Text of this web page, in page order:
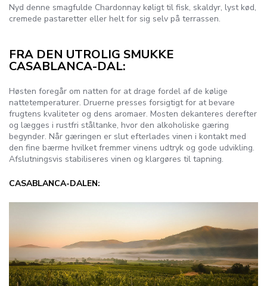
Nyd denne smagfulde Chardonnay køligt til fisk, skaldyr, lyst kød,
cremede pastaretter eller helt for sig selv på terrassen.
FRA DEN UTROLIG SMUKKE
CASABLANCA-DAL:
Høsten foregår om natten for at drage fordel af de kølige
nattetemperaturer. Druerne presses forsigtigt for at bevare
frugtens kvaliteter og dens aromaer. Mosten dekanteres derefter
og lægges i rustfri ståltanke, hvor den alkoholiske gæring
begynder. Når gæringen er slut efterlades vinen i kontakt med
den fine bærme hvilket fremmer vinens udtryk og gode udvikling.
Afslutningsvis stabiliseres vinen og klargøres til tapning.
CASABLANCA-DALEN: